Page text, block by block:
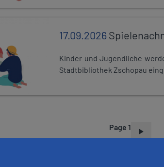
17.09.2026
Kinder und Jugendliche
Stadtbibliothek Zschopau
Page 1